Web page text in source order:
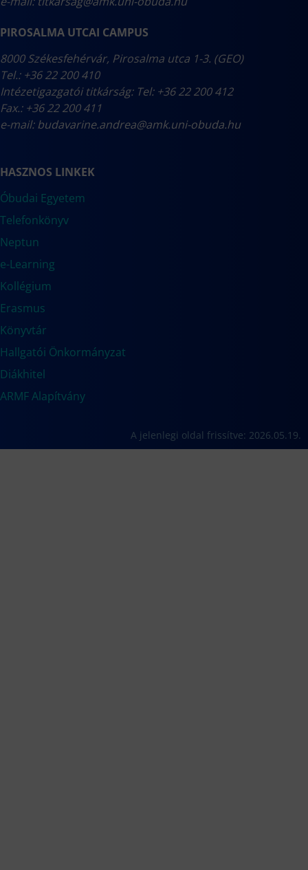
PIROSALMA UTCAI CAMPUS
8000 Székesfehérvár, Pirosalma utca 1-3. (GEO)
Tel.: +36 22 200 410
Intézetigazgatói titkárság: Tel: +36 22 200 412
Fax.: +36 22 200 411
e-mail:budavarine.andrea@amk.uni-obuda.hu
HASZNOS LINKEK
Óbudai Egyetem
Telefonkönyv
Neptun
e-Learning
Kollégium
Erasmus
Könyvtár
Hallgatói Önkormányzat
Diákhitel
ARMF Alapítvány
A jelenlegi oldal frissítve: 2026.05.19.